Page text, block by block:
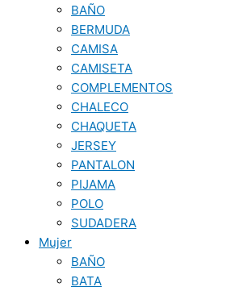
BAÑO
BERMUDA
CAMISA
CAMISETA
COMPLEMENTOS
CHALECO
CHAQUETA
JERSEY
PANTALON
PIJAMA
POLO
SUDADERA
Mujer
BAÑO
BATA